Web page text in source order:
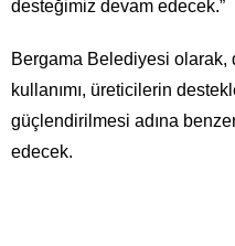
desteğimiz devam edecek.”
Bergama Belediyesi olarak,
kullanımı, üreticilerin
güçlendirilmesi adına
edecek.